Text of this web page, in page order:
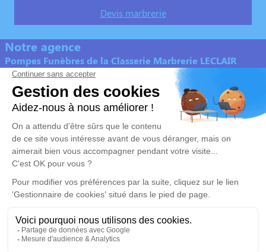
Devis marbrerie
Notre agence
Pompes Funèbres de la Classerie Marbrerie LECLAIR
02 55 60 39 70
leclair.classerie@gmail.com
4, Rue de la Guilloterie – 44400 – Reze
4.7/5 – 125 avis
Nos Services
Organiser des obsèques
Monuments funéraires
Services aux familles
Liens utiles
Demande de rendez-vous en
Mentions légales
Politique de traitement des données personnelles